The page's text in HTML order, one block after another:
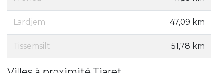
Lardjem 47,09 km
Tissemsilt 51,78 km